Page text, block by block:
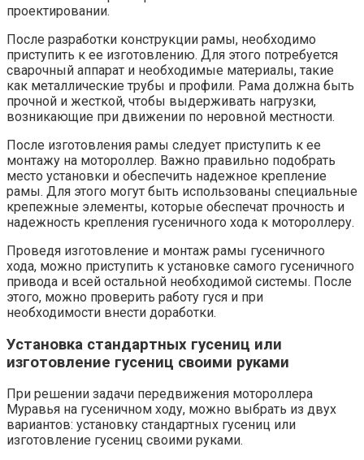
проектировании.
После разработки конструкции рамы, необходимо
приступить к ее изготовлению. Для этого потребуется
сварочный аппарат и необходимые материалы, такие
как металлические трубы и профили. Рама должна быть
прочной и жесткой, чтобы выдерживать нагрузки,
возникающие при движении по неровной местности.
После изготовления рамы следует приступить к ее
монтажу на мотороллер. Важно правильно подобрать
место установки и обеспечить надежное крепление
рамы. Для этого могут быть использованы специальные
крепежные элементы, которые обеспечат прочность и
надежность крепления гусеничного хода к мотороллеру.
Проведя изготовление и монтаж рамы гусеничного
хода, можно приступить к установке самого гусеничного
привода и всей остальной необходимой системы. После
этого, можно проверить работу гуся и при
необходимости внести доработки.
Установка стандартных гусениц или
изготовление гусениц своими руками
При решении задачи передвижения мотороллера
Муравья на гусеничном ходу, можно выбрать из двух
вариантов: установку стандартных гусениц или
изготовление гусениц своими руками.